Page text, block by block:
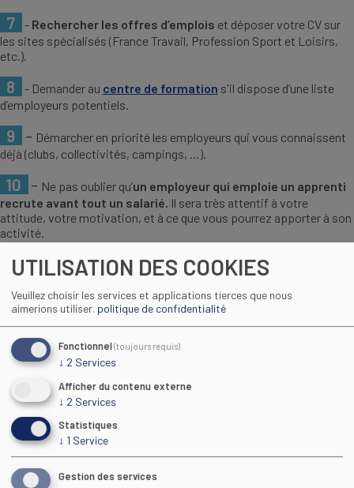
7 - Rechercher les offres d’emplois et déposer votre CV sur
les sites spécialisés (France Travail, Profession Sport et Loisirs,
etc.).
8 - Demander au centre de formation s'il dispose d’une liste
d’employeurs potentiels.
9 - Démarcher en priorité les employeurs qui vous connaissent
déjà (clubs, collectivités, campings, …).
10 - Ne pas oublier qu’un employeur qui emploie un apprenti
recrute avant tout un salarié. Il sera très attentif à votre
attitude, votre motivation, et à ce que vous pourrez apporter à son
activité.
Toutes les fiches pratiques
Maison Régionale des Sports
1039 rue Georges Méliès CS 37093
UTILISATION DES COOKIES
Veuillez choisir les services et applications tierces que nous
aimerions utiliser. politique de confidentialité
Fonctionnel(toujours requis)
↓ 2 Services
Afficher du contenu externe
↓ 2 Services
Statistiques
↓ 1 Service
Gestion des services